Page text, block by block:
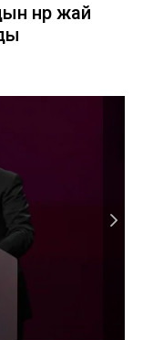
өнөр жай